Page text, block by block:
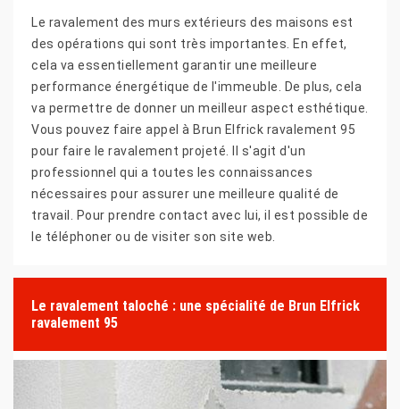
Le ravalement des murs extérieurs des maisons est
des opérations qui sont très importantes. En effet,
cela va essentiellement garantir une meilleure
performance énergétique de l'immeuble. De plus, cela
va permettre de donner un meilleur aspect esthétique.
Vous pouvez faire appel à Brun Elfrick ravalement 95
pour faire le ravalement projeté. Il s'agit d'un
professionnel qui a toutes les connaissances
nécessaires pour assurer une meilleure qualité de
travail. Pour prendre contact avec lui, il est possible de
le téléphoner ou de visiter son site web.
Le ravalement taloché : une spécialité de Brun Elfrick
ravalement 95